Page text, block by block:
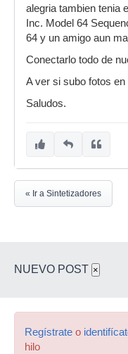
alegria tambien tenia
Inc. Model 64
64 y un amigo aun
Conectarlo todo de
A ver si subo fotos
Saludos.
« Ir a Sintetizadores
NUEVO POST ×
Regístrate o
hilo